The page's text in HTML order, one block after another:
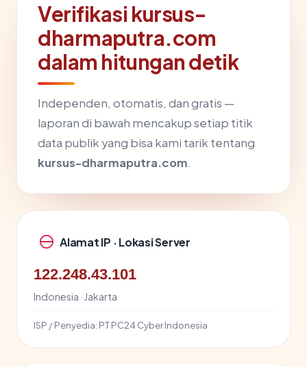
Verifikasi kursus-
dharmaputra.com
dalam hitungan detik
Independen, otomatis, dan gratis —
laporan di bawah mencakup setiap titik
data publik yang bisa kami tarik tentang
kursus-dharmaputra.com.
Alamat IP · Lokasi Server
122.248.43.101
Indonesia · Jakarta
ISP / Penyedia: PT PC24 Cyber Indonesia